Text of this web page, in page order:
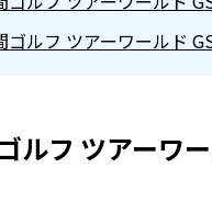
ゴルフ ツアーワールド
ルフ ツアーワ